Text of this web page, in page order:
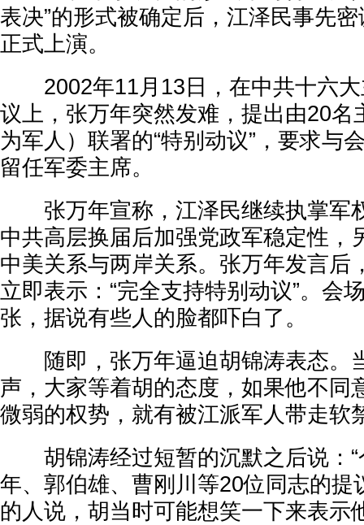
表决”的形式被确定后，江泽民事先密
正式上演。
2002年11月13日，在中共十六大
议上，张万年突然发难，提出由20名
为军人）联署的“特别动议”，要求与
留任军委主席。
张万年宣称，江泽民继续执掌军
中共高层换届后加强党政军稳定性，
中美关系与两岸关系。张万年发言后
立即表示：“完全支持特别动议”。会
张，据说有些人的脸都吓白了。
随即，张万年逼迫胡锦涛表态。
声，大家等着胡的态度，如果他不同
微弱的权势，就有被江派军人带走软
胡锦涛经过短暂的沉默之后说：“
年、郭伯雄、曹刚川等20位同志的提
的人说，胡当时可能想笑一下来表示